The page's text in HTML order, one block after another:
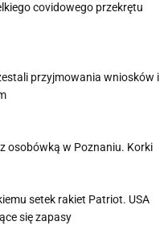
covidowego przekrętu
przyjmowania wniosków i
osobówką w Poznaniu. Korki
setek rakiet Patriot. USA
się zapasy